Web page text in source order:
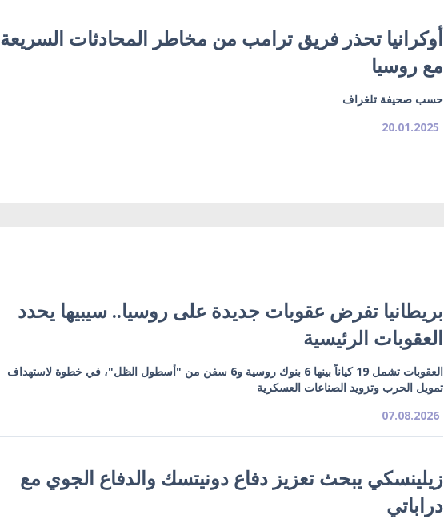
أوكرانيا تحذر فريق ترامب من مخاطر المحادثات السريعة
مع روسيا
حسب صحيفة تلغراف
20.01.2025
بريطانيا تفرض عقوبات جديدة على روسيا.. سيبيها يحدد
العقوبات الرئيسية
العقوبات تشمل 19 كياناً بينها 6 بنوك روسية و6 سفن من "أسطول الظل"، في خطوة لاستهداف
تمويل الحرب وتزويد الصناعات العسكرية
07.08.2026
زيلينسكي يبحث تعزيز دفاع دونيتسك والدفاع الجوي مع
دراباتي